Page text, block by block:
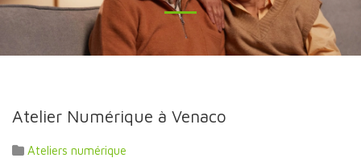
Atelier Numérique à Venaco
Ateliers numérique